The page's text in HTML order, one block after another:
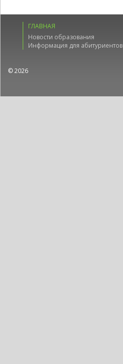
ГЛАВНАЯ
Новости образования
Информация для абитуриентов
© 2026